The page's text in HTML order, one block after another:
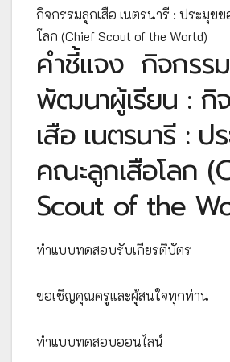
กิจกรรมลูกเสือ เนตรนารี : ประมุข
โลก (Chief Scout of the World)
คำชี้แจง กิจกรร
พัฒนาผู้เรียน : กิ
เสือ เนตรนารี : ป
คณะลูกเสือโลก
Scout of the
ทำแบบทดสอบรับเกียรติบัตร
ขอเชิญคุณครูและผู้สนใจทุกท่าน
ทำแบบทดสอบออนไลน์